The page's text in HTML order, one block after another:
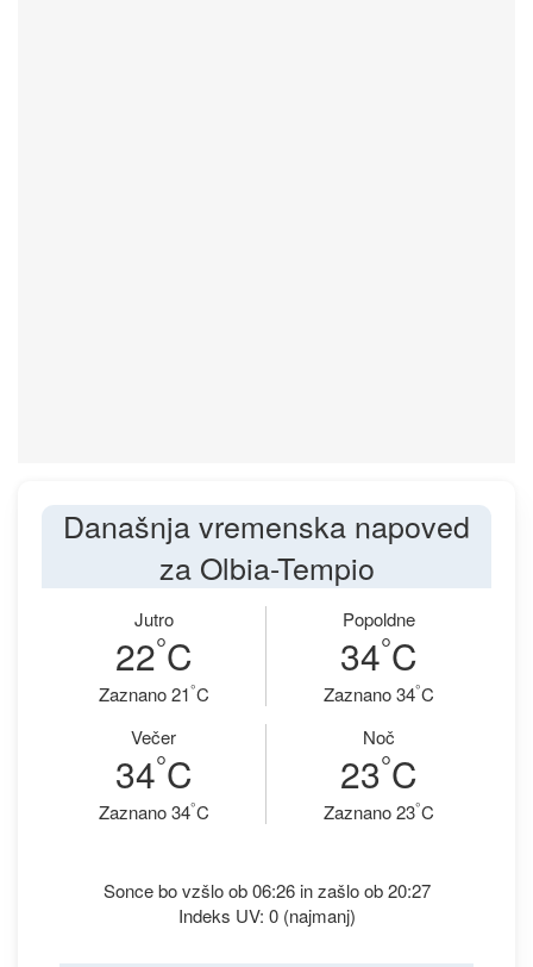
Današnja vremenska napoved
za Olbia-Tempio
Jutro
22°C
Zaznano 21°C
Popoldne
34°C
Zaznano 34°C
Večer
34°C
Zaznano 34°C
Noč
23°C
Zaznano 23°C
Sonce bo vzšlo ob 06:26 in zašlo ob 20:27
Indeks UV: 0 (najmanj)